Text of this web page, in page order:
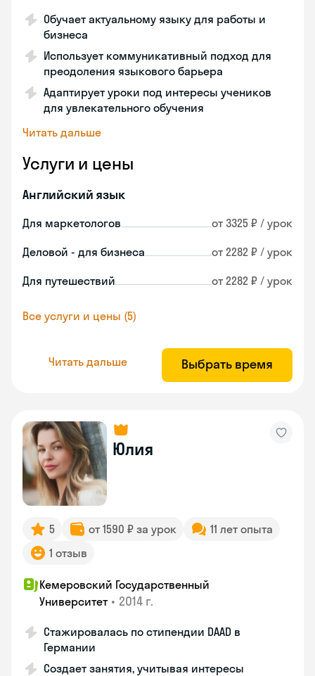
Обучает актуальному языку для работы и
бизнеса
Использует коммуникативный подход для
преодоления языкового барьера
Адаптирует уроки под интересы учеников
для увлекательного обучения
Читать дальше
Услуги и цены
Английский язык
Для маркетологов от 3325 ₽ / урок
Деловой - для бизнеса от 2282 ₽ / урок
Для путешествий от 2282 ₽ / урок
Все услуги и цены (5)
Читать дальше Выбрать время
Юлия
5 от 1590 ₽ за урок
11 лет опыта
1 отзыв
Кемеровский Государственный
Университет • 2014 г.
Стажировалась по стипендии DAAD в
Германии
Создает занятия, учитывая интересы